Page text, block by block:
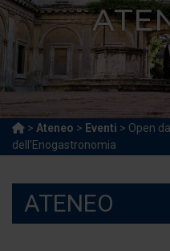
> Ateneo > Eventi > Open
dell'Enogastronomia
ATENEO